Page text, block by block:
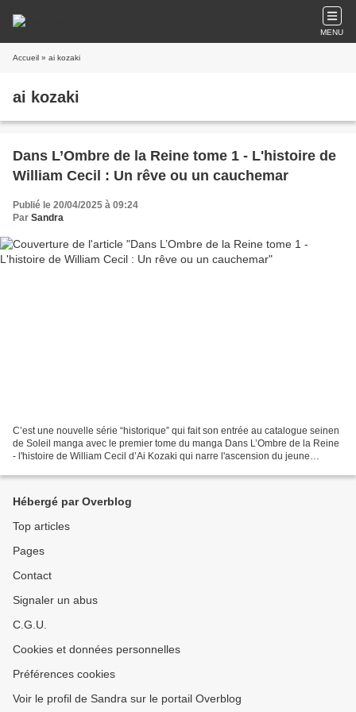
MENU
Accueil » ai kozaki
ai kozaki
Dans L’Ombre de la Reine tome 1 - L'histoire de
William Cecil : Un rêve ou un cauchemar
Publié le 20/04/2025 à 09:24
Par Sandra
C’est une nouvelle série “historique” qui fait son entrée au catalogue seinen
de Soleil manga avec le premier tome du manga Dans L’Ombre de la Reine
- l'histoire de William Cecil d’Ai Kozaki qui narre l'ascension du jeune
Hébergé par Overblog
Top articles
Pages
Contact
Signaler un abus
C.G.U.
Cookies et données personnelles
Préférences cookies
Voir le profil de Sandra sur le portail Overblog